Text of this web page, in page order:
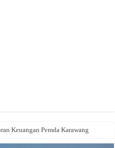
Keuangan Pemda Karawang